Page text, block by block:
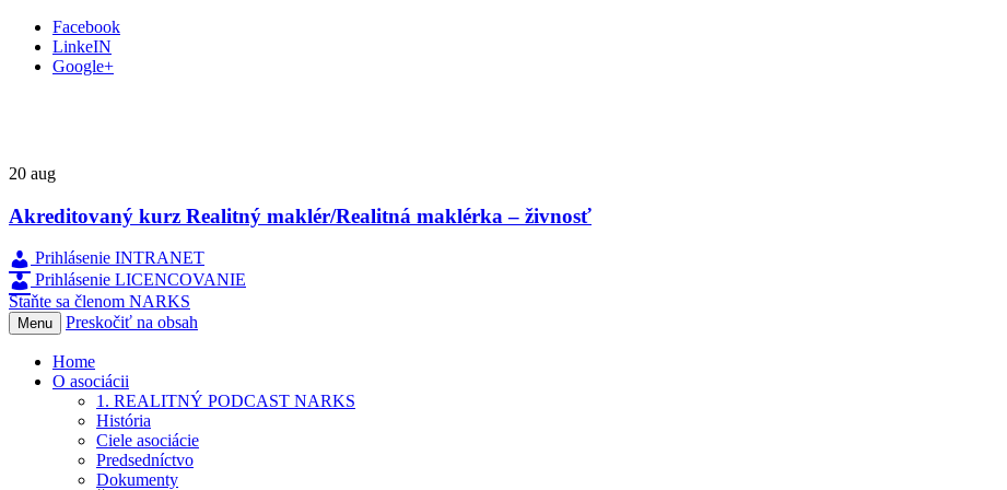
Facebook
LinkeIN
Google+
20 aug
Akreditovaný kurz Realitný maklér/Realitná maklérka – živnosť
Prihlásenie INTRANET
Prihlásenie LICENCOVANIE
Staňte sa členom NARKS
Menu Preskočiť na obsah
Home
O asociácii
1. REALITNÝ PODCAST NARKS
História
Ciele asociácie
Predsedníctvo
Dokumenty